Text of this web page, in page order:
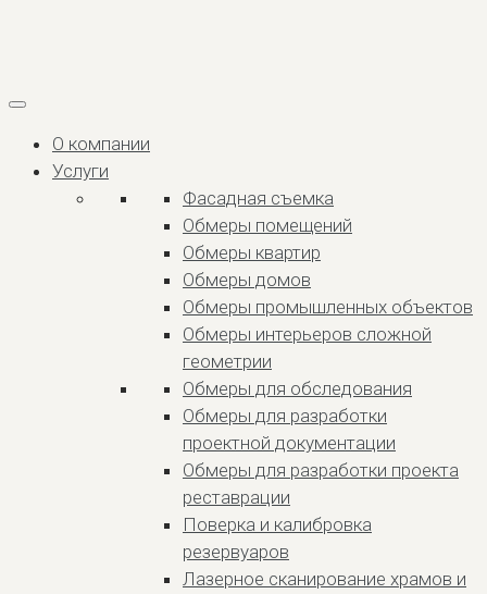
О компании
Услуги
Фасадная съемка
Обмеры помещений
Обмеры квартир
Обмеры домов
Обмеры промышленных объектов
Обмеры интерьеров сложной
геометрии
Обмеры для обследования
Обмеры для разработки
проектной документации
Обмеры для разработки проекта
реставрации
Поверка и калибровка
резервуаров
Лазерное сканирование храмов и